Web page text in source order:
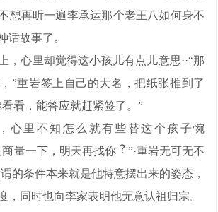
想再听一遍李承运那个老王八如何身不
话故事了。
，心里却觉得这小孩儿有点儿意思··“那
”重岩签上自己的大名，把纸张推到了
看，能答应就赶紧签了。”
心里不知怎么就有些替这个孩子惋
量一下，明天再找你
”·重岩无可无不
的条件本来就是他特意摆出来的姿态，
，同时也向李家表明他无意认祖归宗。